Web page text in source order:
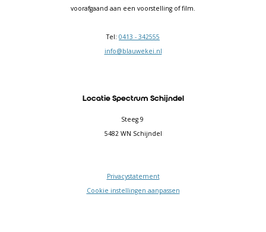
voorafgaand aan een voorstelling of film.
Tel: 0413 - 342555
info@blauwekei.nl
Locatie Spectrum Schijndel
Steeg 9
5482 WN Schijndel
Privacystatement
Cookie instellingen aanpassen